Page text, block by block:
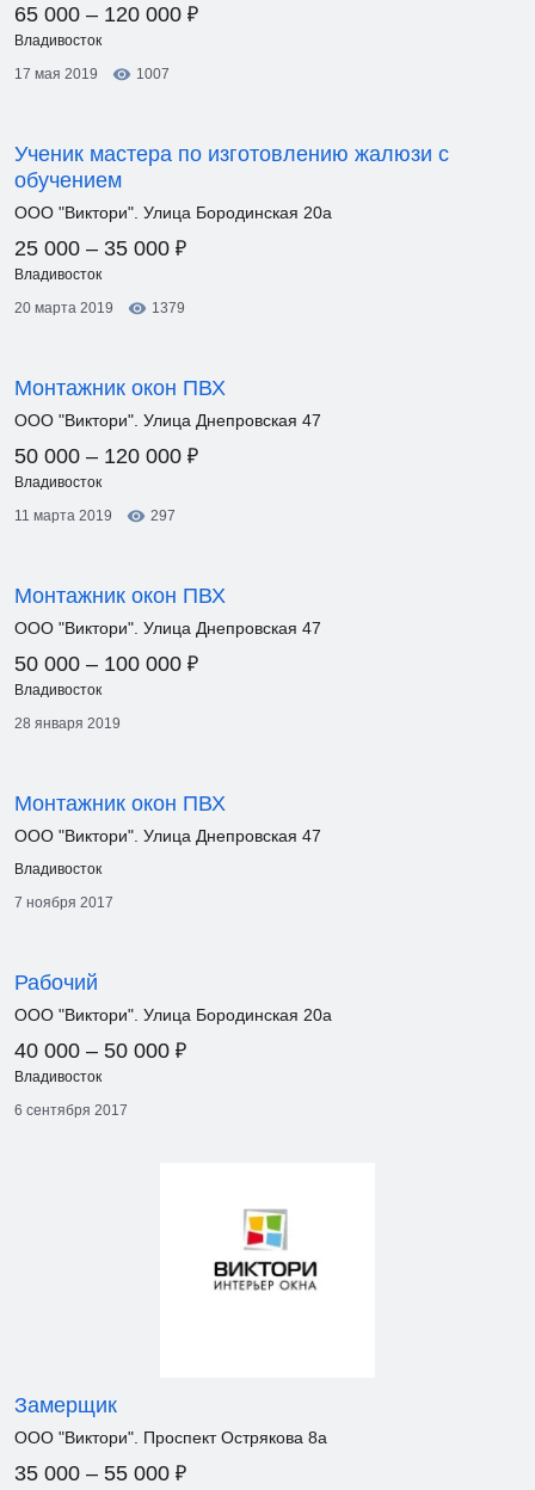
65 000 – 120 000 ₽
Владивосток
17 мая 2019
1007
Ученик мастера по изготовлению жалюзи с
обучением
ООО "Виктори". Улица Бородинская 20а
25 000 – 35 000 ₽
Владивосток
20 марта 2019
1379
Монтажник окон ПВХ
ООО "Виктори". Улица Днепровская 47
50 000 – 120 000 ₽
Владивосток
11 марта 2019
297
Монтажник окон ПВХ
ООО "Виктори". Улица Днепровская 47
50 000 – 100 000 ₽
Владивосток
28 января 2019
Монтажник окон ПВХ
ООО "Виктори". Улица Днепровская 47
Владивосток
7 ноября 2017
Рабочий
ООО "Виктори". Улица Бородинская 20а
40 000 – 50 000 ₽
Владивосток
6 сентября 2017
Замерщик
ООО "Виктори". Проспект Острякова 8а
35 000 – 55 000 ₽